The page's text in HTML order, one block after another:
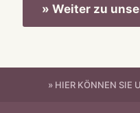
» Weiter zu
» HIER KÖNNEN SIE